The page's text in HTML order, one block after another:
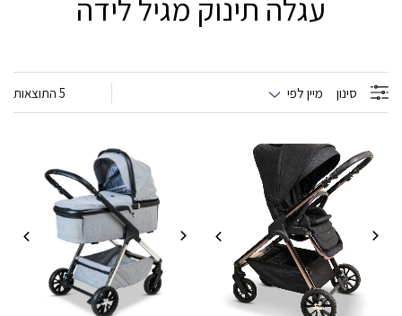
עגלה תינוק מגיל לידה
סינון מיין לפי 5 התוצאות